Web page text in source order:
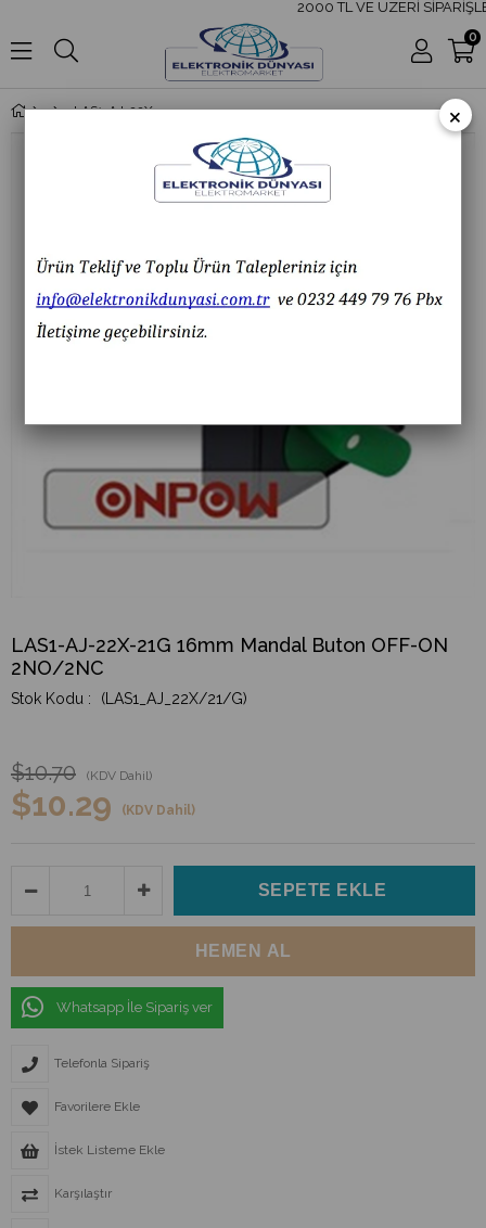
2000 TL VE ÜZERİ
0
LAS1-AJ-22X-21G 16mm Mandal Buton OFF-ON 2NO/2NC
LAS1-AJ-22X-21G 16mm Mandal Buton OFF-ON
2NO/2NC
(LAS1_AJ_22X/21/G)
$10.70 (KDV Dahil)
$10.29 (KDV Dahil)
Whatsapp İle Sipariş ver
Telefonla Sipariş
Favorilere Ekle
İstek Listeme Ekle
Karşılaştır
×